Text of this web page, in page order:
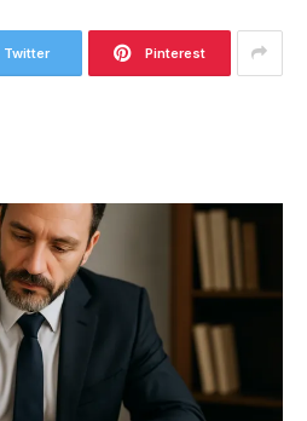
Twitter Pinterest